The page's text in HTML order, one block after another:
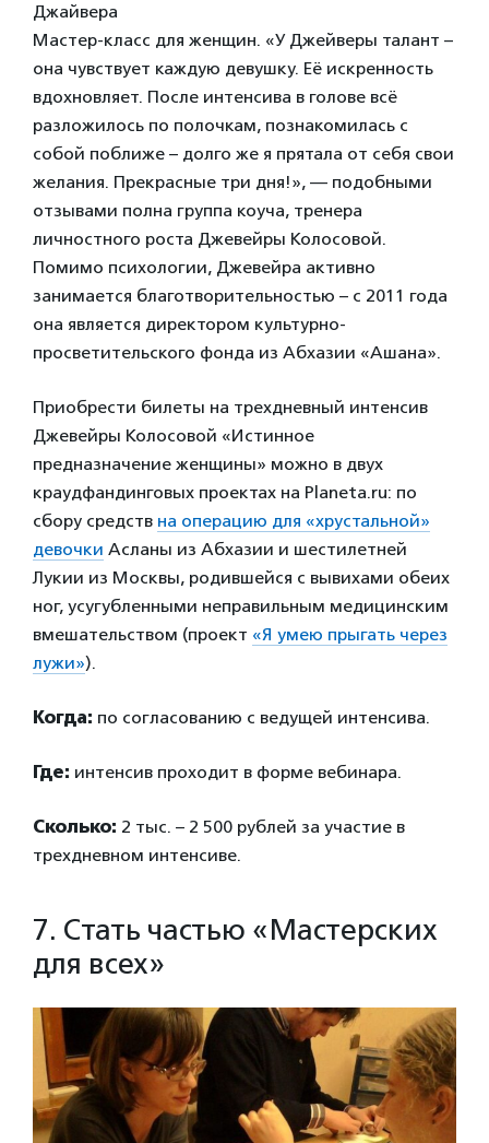
Джайвера
Мастер-класс для женщин. «У Джейверы талант –
она чувствует каждую девушку. Её искренность
вдохновляет. После интенсива в голове всё
разложилось по полочкам, познакомилась с
собой поближе – долго же я прятала от себя свои
желания. Прекрасные три дня!», — подобными
отзывами полна группа коуча, тренера
личностного роста Джевейры Колосовой.
Помимо психологии, Джевейра активно
занимается благотворительностью – с 2011 года
она является директором культурно-
просветительского фонда из Абхазии «Ашана».
Приобрести билеты на трехдневный интенсив
Джевейры Колосовой «Истинное
предназначение женщины» можно в двух
краудфандинговых проектах на Planeta.ru: по
сбору средств на операцию для «хрустальной»
девочки Асланы из Абхазии и шестилетней
Лукии из Москвы, родившейся с вывихами обеих
ног, усугубленными неправильным медицинским
вмешательством (проект «Я умею прыгать через
лужи»).
Когда: по согласованию с ведущей интенсива.
Где: интенсив проходит в форме вебинара.
Сколько: 2 тыс. – 2 500 рублей за участие в
трехдневном интенсиве.
7. Стать частью «Мастерских
для всех»